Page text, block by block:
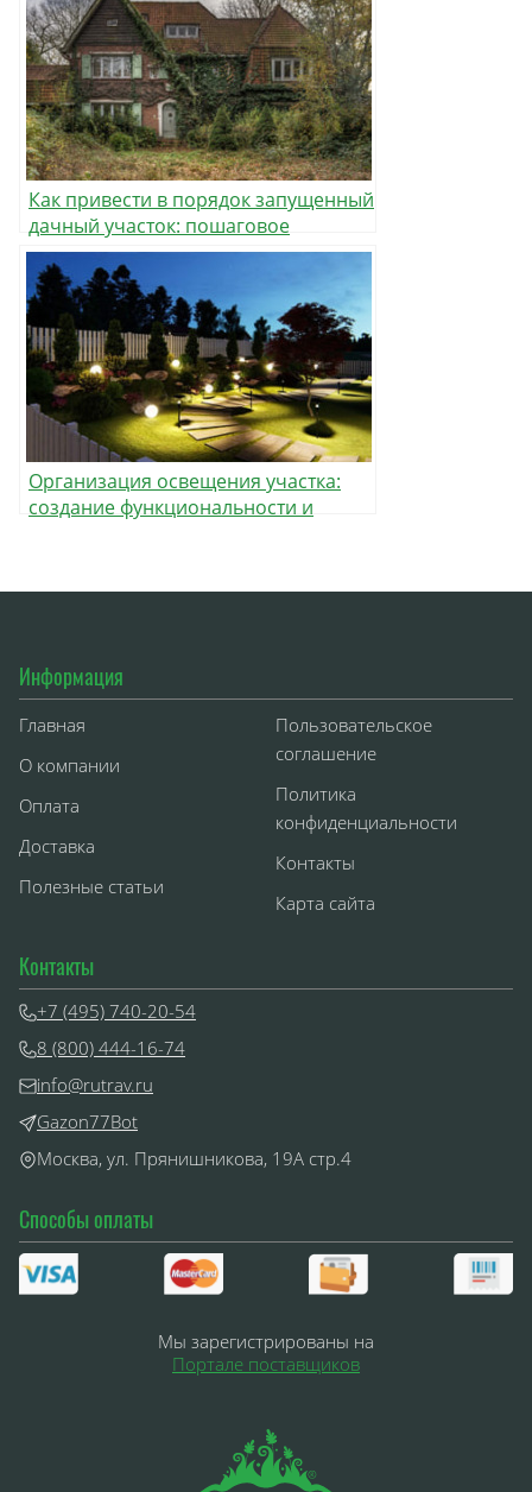
Как привести в порядок запущенный
дачный участок: пошаговое
руководство от планирования до
финальной отделки
Организация освещения участка:
создание функциональности и
Информация
Главная
О компании
Оплата
Доставка
Полезные статьи
Пользовательское
соглашение
Политика
конфиденциальности
Контакты
Карта сайта
Способы оплаты
Мы зарегистрированы на
Портале поставщиков
Контакты
+7 (495) 740-20-54
8 (800) 444-16-74
info@rutrav.ru
Gazon77Bot
Москва, ул. Прянишникова, 19А стр.4